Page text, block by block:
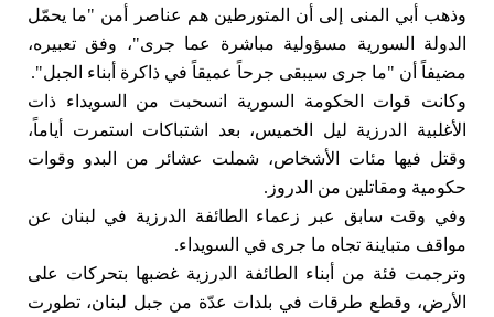
وذهب أبي المنى إلى أن المتورطين هم عناصر أمن "ما يحمّل
الدولة السورية مسؤولية مباشرة عما جرى"، وفق تعبيره،
مضيفاً أن "ما جرى سيبقى جرحاً عميقاً في ذاكرة أبناء الجبل".
وكانت قوات الحكومة السورية انسحبت من السويداء ذات
الأغلبية الدرزية ليل الخميس، بعد اشتباكات استمرت أياماً،
وقتل فيها مئات الأشخاص، شملت عشائر من البدو وقوات
حكومية ومقاتلين من الدروز.
وفي وقت سابق عبر زعماء الطائفة الدرزية في لبنان عن
مواقف متباينة تجاه ما جرى في السويداء.
وترجمت فئة من أبناء الطائفة الدرزية غضبها بتحركات على
الأرض، وقطع طرقات في بلدات عدّة من جبل لبنان، تطورت